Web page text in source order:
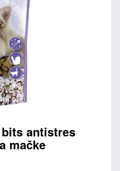
antistres
mačke